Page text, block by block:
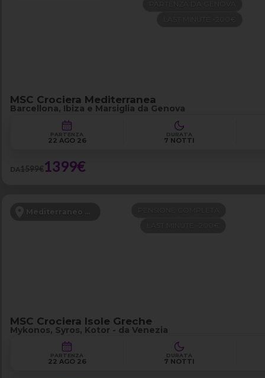
MSC Crociera Mediterranea
Barcellona, Ibiza e Marsiglia da Genova
PARTENZA
22 AGO 26
DURATA
7 NOTTI
DA1599€1399€
Mediterraneo Orientale
MSC Crociera Isole Greche
Mykonos, Syros, Kotor - da Venezia
PARTENZA
22 AGO 26
DURATA
7 NOTTI